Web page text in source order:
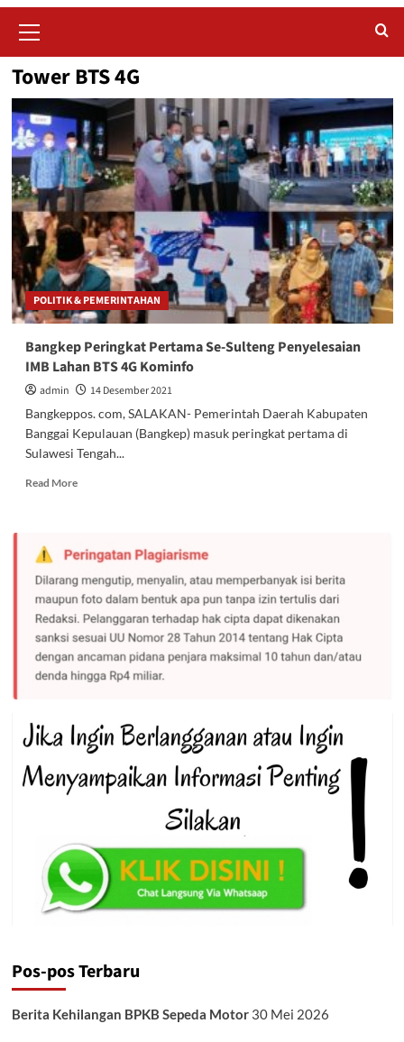
Menu
Tower BTS 4G
POLITIK & PEMERINTAHAN
Bangkep Peringkat Pertama Se-Sulteng Penyelesaian
IMB Lahan BTS 4G Kominfo
admin
14 Desember 2021
Bangkeppos. com, SALAKAN- Pemerintah Daerah Kabupaten
Banggai Kepulauan (Bangkep) masuk peringkat pertama di
Sulawesi Tengah...
Read MoreRead
Peringkat
Pertama
Se-
Sulteng
Penyelesaian
IMB
Lahan
BTS
4G
Pos-pos Terbaru
Berita Kehilangan BPKB Sepeda Motor 30 Mei 2026